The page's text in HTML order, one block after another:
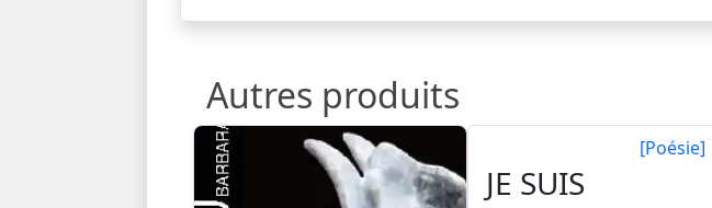
Autres produits
[Poésie]
JE SUIS